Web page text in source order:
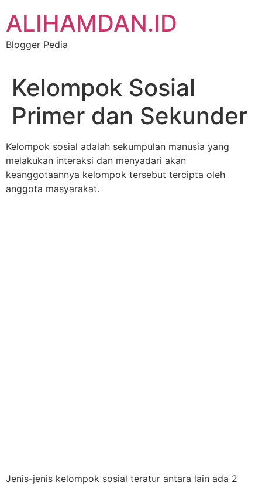
content
ALIHAMDAN.ID
Blogger Pedia
Kelompok Sosial
Primer dan Sekunder
Kelompok sosial adalah sekumpulan manusia yang
melakukan interaksi dan menyadari akan
keanggotaannya kelompok tersebut tercipta oleh
anggota masyarakat.
Jenis-jenis kelompok sosial teratur antara lain ada 2